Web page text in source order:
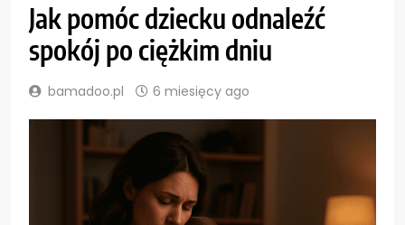
Jak pomóc dziecku odnaleźć
spokój po ciężkim dniu
bamadoo.pl 6 miesięcy ago